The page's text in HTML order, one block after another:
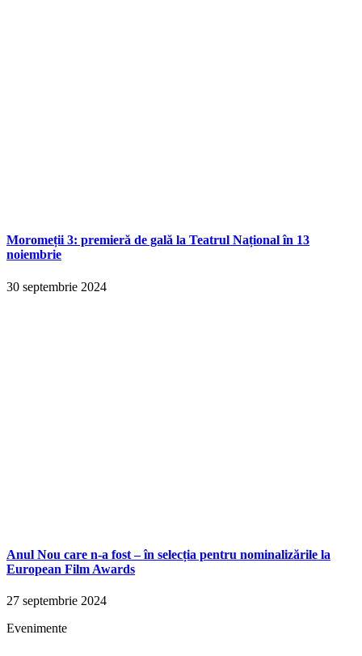
Moromeții 3: premieră de gală la Teatrul Național în 13
noiembrie
30 septembrie 2024
Anul Nou care n-a fost – în selecția pentru nominalizările la
European Film Awards
27 septembrie 2024
Evenimente